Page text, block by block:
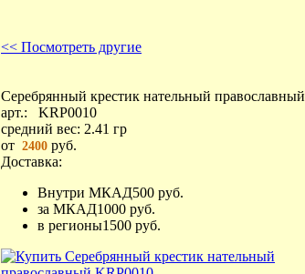
<< Посмотреть другие
Серебрянный крестик нательный православный
арт.: KRP0010
средний вес: 2.41 гр
от 2400 руб.
Доставка:
Внутри МКАД500 руб.
за МКАД1000 руб.
в регионы1500 руб.